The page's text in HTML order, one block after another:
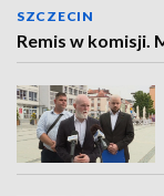
SZCZECIN
Remis w komisji.